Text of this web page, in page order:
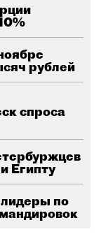
рублей
спроса
Египту
по